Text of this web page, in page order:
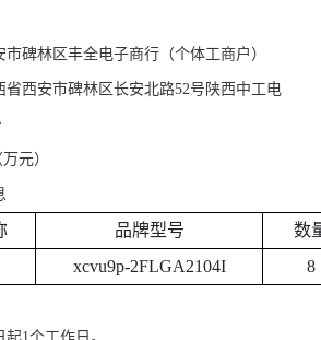
市碑林区丰全电子商行（个体工商户）
省西安市碑林区长安北路52号陕西中工电
万元）
品牌型号
数
xcvu9p-2FLGA2104I 8